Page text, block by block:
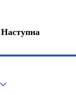
Наступна